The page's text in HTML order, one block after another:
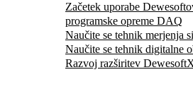
Začetek uporabe
programske opreme DAQ
Naučite se tehnik merjenja
Naučite se tehnik digitalne
Razvoj razširitev